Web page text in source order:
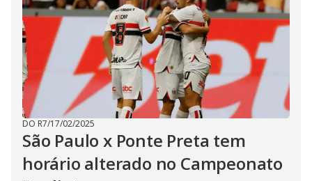
DO R7/17/02/2025
São Paulo x Ponte Preta tem
horário alterado no Campeonato